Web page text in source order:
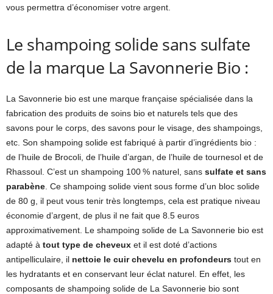
vous permettra d’économiser votre argent.
Le shampoing solide sans sulfate
de la marque La Savonnerie Bio :
La Savonnerie bio est une marque française spécialisée dans la
fabrication des produits de soins bio et naturels tels que des
savons pour le corps, des savons pour le visage, des shampoings,
etc. Son shampoing solide est fabriqué à partir d’ingrédients bio :
de l’huile de Brocoli, de l’huile d’argan, de l’huile de tournesol et de
Rhassoul. C’est un shampoing 100 % naturel, sans sulfate et sans
parabène . Ce shampoing solide vient sous forme d’un bloc solide
de 80 g, il peut vous tenir très longtemps, cela est pratique niveau
économie d’argent, de plus il ne fait que 8.5 euros
approximativement. Le shampoing solide de La Savonnerie bio est
adapté à tout type de cheveux et il est doté d’actions
antipelliculaire, il nettoie le cuir chevelu en profondeurs tout en
les hydratants et en conservant leur éclat naturel. En effet, les
composants de shampoing solide de La Savonnerie bio sont